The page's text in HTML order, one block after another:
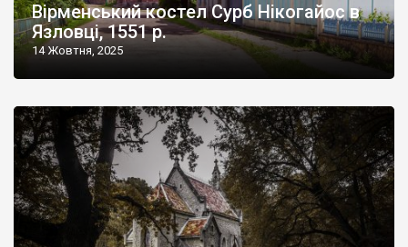
Вірменський костел Сурб Нікогайос в
Язловці, 1551 р.
14 Жовтня, 2025